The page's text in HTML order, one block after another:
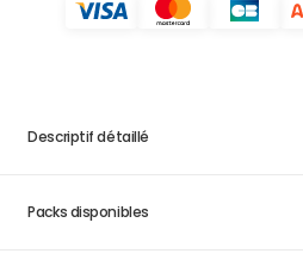
Descriptif détaillé
Packs disponibles